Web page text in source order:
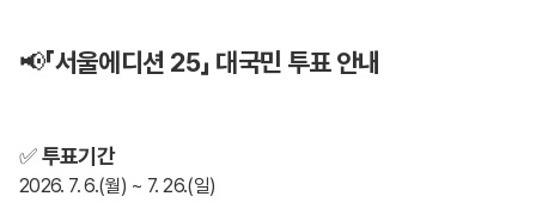
📢「서울에디션 25」 대국민 투표 안내
✅투표기간
2026. 7. 6.(월) ~ 7. 26.(일)